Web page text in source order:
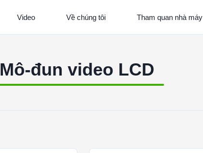
Video Về chúng tôi Tham quan nhà máy
Mô-đun video LCD